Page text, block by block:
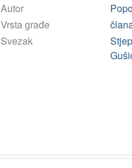
Autor
Vrsta građe
Svezak